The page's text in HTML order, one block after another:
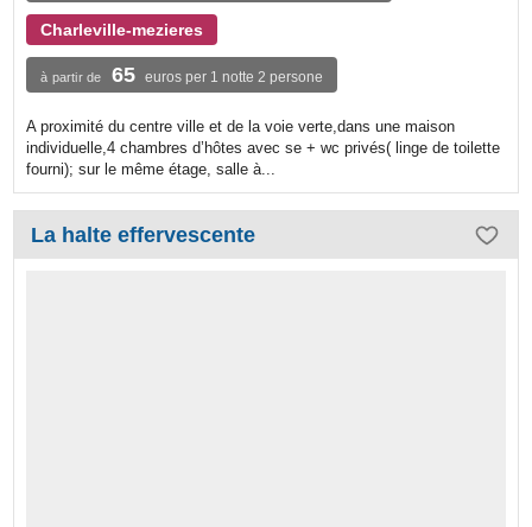
Charleville-mezieres
à partir de 65 euros per 1 notte 2 persone
A proximité du centre ville et de la voie verte,dans une maison
individuelle,4 chambres d’hôtes avec se + wc privés( linge de toilette
fourni); sur le même étage, salle à...
La halte effervescente